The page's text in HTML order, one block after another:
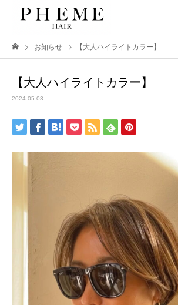
お知らせ 【大人ハイライトカラー】
【大人ハイライトカラー】
2024.05.03